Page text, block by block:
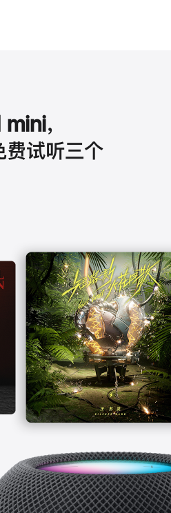
，
试听三个